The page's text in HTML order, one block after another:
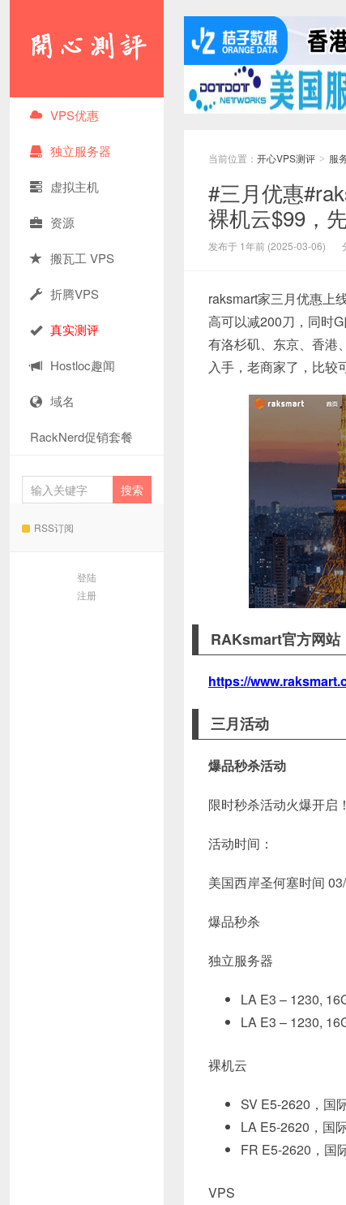
VPS优惠
独立服务器
虚拟主机
资源
搬瓦工 VPS
折腾VPS
真实测评
Hostloc趣闻
域名
RackNerd促销套餐
RSS订阅
登陆
注册
当前位置： 开心VPS测评 > 服
#三月优惠
裸机云$99，
发布于 1年前 (2025-03-06)
raksmart家三月优惠上
高可以减200刀，同时
有洛杉矶、东京、香港
入手，老商家了，比较
RAKsmart官方网站
https://
三月活动
爆品秒杀活动
限时秒杀活动火爆开启
活动时间：
美国西岸圣何塞时间
爆品秒杀
独立服务器
LA E3 – 1230,
LA E3 – 1230,
裸机云
SV E5-2620，国
LA E5-2620，国
FR E5-2620，国
VPS